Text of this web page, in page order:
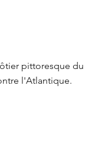
pittoresque du
l'Atlantique.